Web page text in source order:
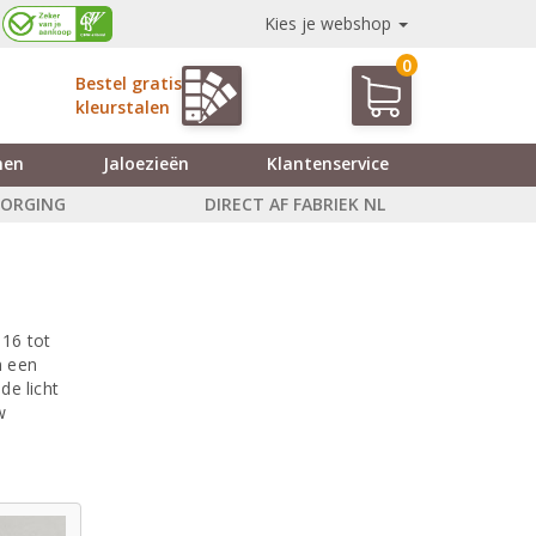
Kies je webshop
Bestel gratis
kleurstalen
0
Jaloezieën
Klantenservice
DIRECT AF FABRIEK NL
16 tot
een
licht